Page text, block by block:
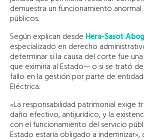
demuestra un funcionamiento
públicos.
Según explican desde Hera-Sasot
especializado en derecho
determinar si la causa del corte fue
que eximiría al Estado— o si se trató
fallo en la gestión por parte de
Eléctrica.
«La responsabilidad patrimonial exige
daño efectivo, antijurídico, y la
con el funcionamiento del servicio
Estado estaría obligado a indemnizar»,